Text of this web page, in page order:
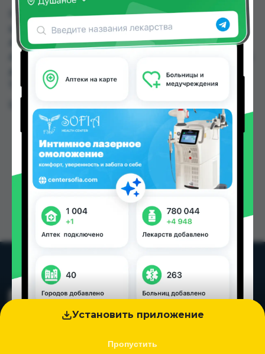
Установить приложение
Пропустить
ГАЛЕКС СПРЕЙ 0 1 % 10 МЛ можно купить или
заказать в аптеках, Абубакри Карим, Авиценна,
АЗИЗ ВАКО , Алишер-К, Аптека + 24/7, Аптека
до 23.00 TJS в Душанбе и других городах
Таджикистана